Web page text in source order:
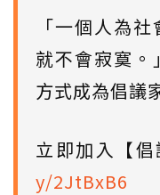
「一個人為
就不會寂寞。
方式成為倡議
立即加入【倡
y/2JtBxB6